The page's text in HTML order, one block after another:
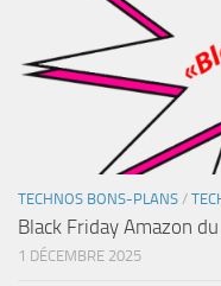
TECHNOS BONS-PLANS /
Black Friday Amazon
1 DÉCEMBRE 2025